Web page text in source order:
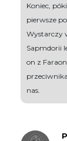
Koniec,
pierwsze
Wystarczy
Sapmdorii
on z
nas.